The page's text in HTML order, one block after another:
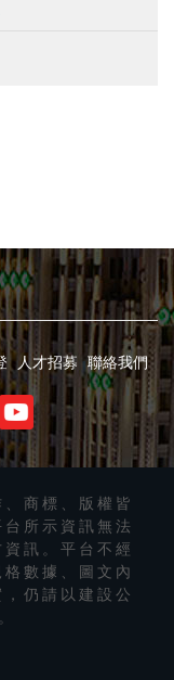
人才招募 聯絡我們
商標、版權皆
所示資訊無法
訊。平台不經
數據、圖文內
仍請以建設公